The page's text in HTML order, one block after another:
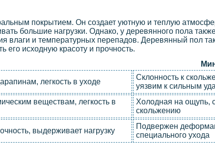
покрытием. Он создает уютную и теплую
большие нагрузки. Однако, у деревянного пола
влаги и температурных перепадов. Деревянный пол
его исходную красоту и прочность.
легкость в уходе
Склонность к
уязвим к сильным
веществам, легкость в
Холодная на ощупь,
скольжению
выдерживает нагрузку
Подвержен
специального ухода